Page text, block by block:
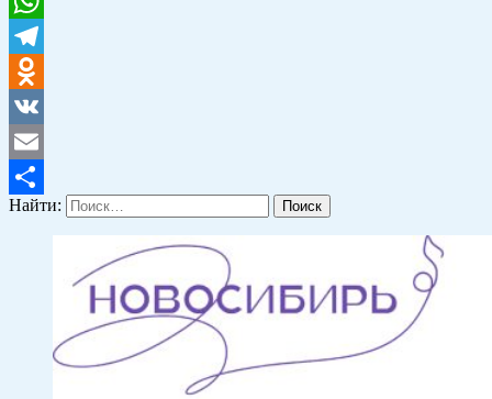
WhatsApp
Telegram
Odnoklassniki
VK
Email
Отправить
Найти: